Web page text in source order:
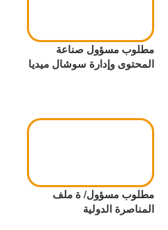
مطلوب مسؤول صناعة
المحتوى وإدارة سوشال ميديا
مطلوب مسؤول/ ة ملف
المناصرة الدولية